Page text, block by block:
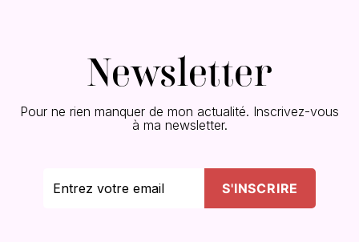
Newsletter
Pour ne rien manquer de mon actualité. Inscrivez-vous
à ma newsletter.